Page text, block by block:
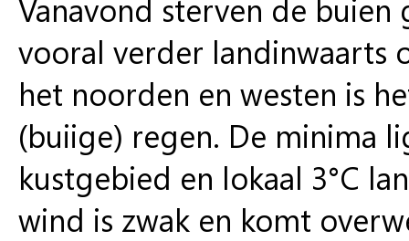
Vanavond sterven de
vooral verder landinwaarts
het noorden en westen is
(buiige) regen. De minima
kustgebied en lokaal 3°C
wind is zwak en komt